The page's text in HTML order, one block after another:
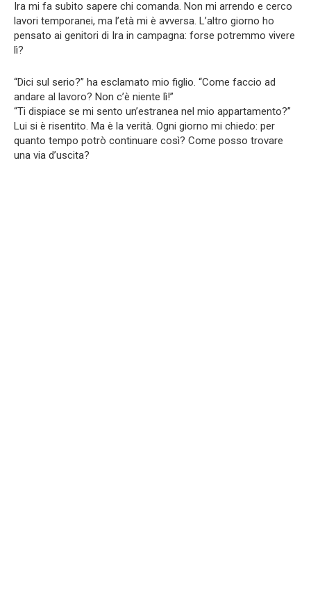
Ira mi fa subito sapere chi comanda. Non mi arrendo e cerco
lavori temporanei, ma l’età mi è avversa. L’altro giorno ho
pensato ai genitori di Ira in campagna: forse potremmo vivere
lì?
“Dici sul serio?” ha esclamato mio figlio. “Come faccio ad
andare al lavoro? Non c’è niente lì!”
“Ti dispiace se mi sento un’estranea nel mio appartamento?”
Lui si è risentito. Ma è la verità. Ogni giorno mi chiedo: per
quanto tempo potrò continuare così? Come posso trovare
una via d’uscita?